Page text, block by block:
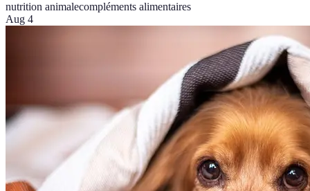
nutrition animalecompléments alimentaires
Aug 4